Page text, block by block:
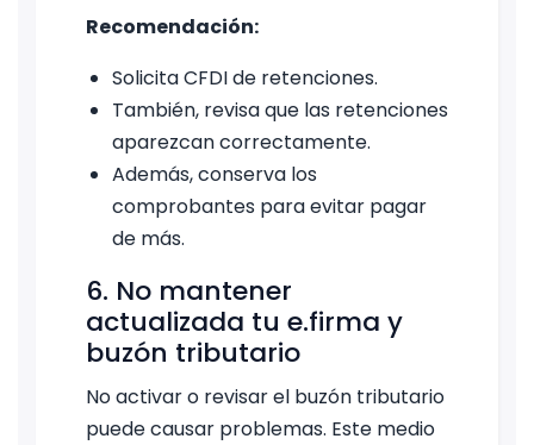
Recomendación:
Solicita CFDI de retenciones.
También, revisa que las retenciones
aparezcan correctamente.
Además, conserva los
comprobantes para evitar pagar
de más.
6. No mantener
actualizada tu e.firma y
buzón tributario
No activar o revisar el buzón tributario
puede causar problemas. Este medio